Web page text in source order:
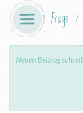
Frage /